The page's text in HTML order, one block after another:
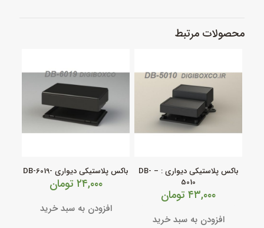
محصولات مرتبط
باکس پلاستیکی دیواری : – DB-
5010
۴۳,۰۰۰ تومان
افزودن به سبد خرید
باکس پلاستیکی دیواری -DB-6019
۲۴,۰۰۰ تومان
افزودن به سبد خرید